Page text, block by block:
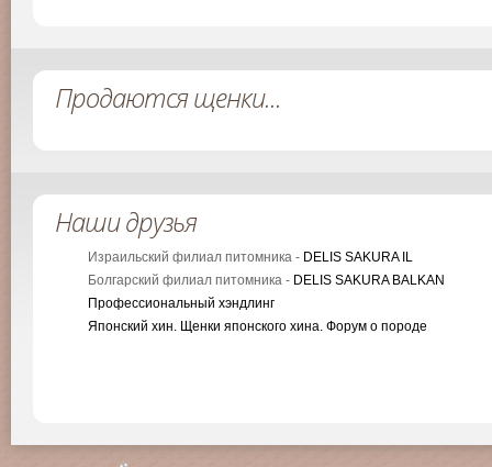
Продаются щенки...
Наши друзья
Израильский филиал питомника - DELIS SAKURA IL
Болгарский филиал питомника - DELIS SAKURA BALKAN
Профессиональный хэндлинг
Японский хин. Щенки японского хина. Форум о породе